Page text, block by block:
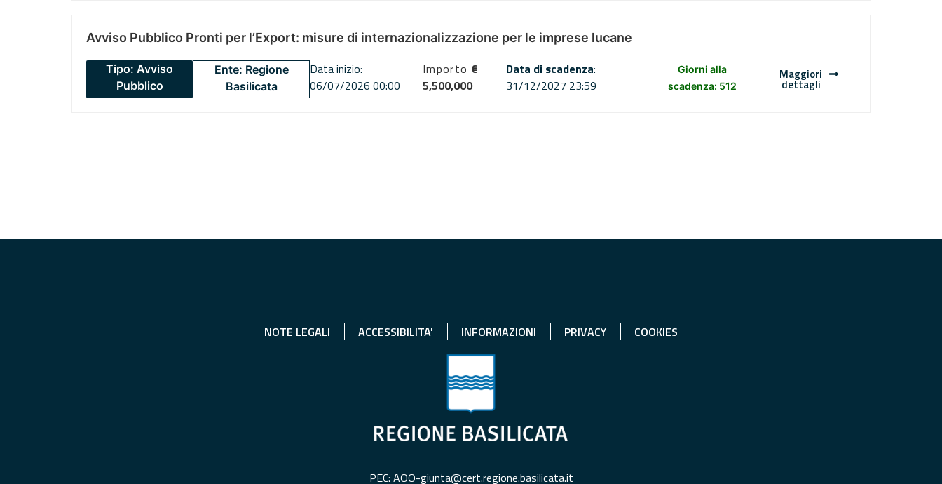
Avviso Pubblico Pronti per l’Export: misure di internazionalizzazione per le imprese lucane
Tipo: Avviso
Pubblico
Ente: Regione
Basilicata
Data inizio:
06/07/2026 00:00
Importo €
5,500,000
Data di scadenza:
31/12/2027 23:59
Giorni alla
scadenza: 512
Maggiori
dettagli
NOTE LEGALI ACCESSIBILITA' INFORMAZIONI PRIVACY COOKIES
PEC: AOO-giunta@cert.regione.basilicata.it